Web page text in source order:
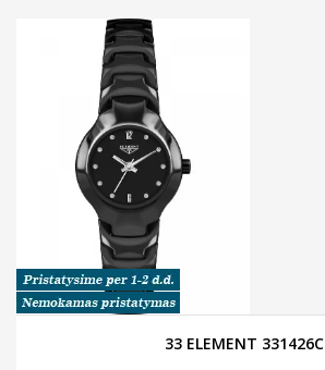
33 ELEMENT 331426C